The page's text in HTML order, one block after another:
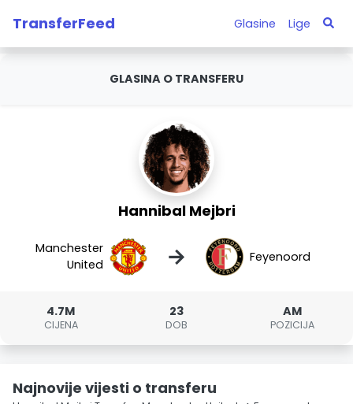
TransferFeed Glasine Lige
GLASINA O TRANSFERU
Hannibal Mejbri
Manchester
United
→ Feyenoord
4.7M
CIJENA
23
DOB
AM
POZICIJA
Najnovije vijesti o transferu